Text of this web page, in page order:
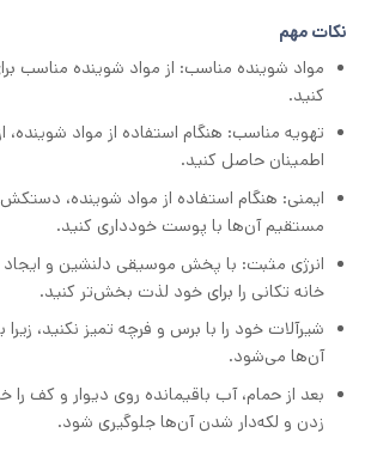
نکات مهم
مواد شوینده مناسب: از مواد شوینده مناسب
کنید.
تهویه مناسب: هنگام استفاده از مواد شوینده،
اطمینان حاصل کنید.
ایمنی: هنگام استفاده از مواد شوینده،
مستقیم آن‌ها با پوست خودداری کنید.
انرژی مثبت: با پخش موسیقی دلنشین و
خانه ‌تکانی را برای خود لذت ‌بخش‌‌تر کنید.
شیرآلات خود را با برس و فرچه تمیز نکنید،
آن‌ها می‌شود.
بعد از حمام، آب باقیمانده روی دیوار و کف
زدن و لکه‌دار شدن آن‌ها جلوگیری شود.